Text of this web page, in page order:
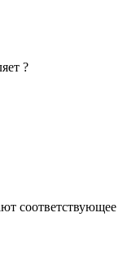
?
соответствующее